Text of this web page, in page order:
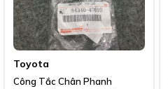
Toyota
Công Tắc Chân Phanh